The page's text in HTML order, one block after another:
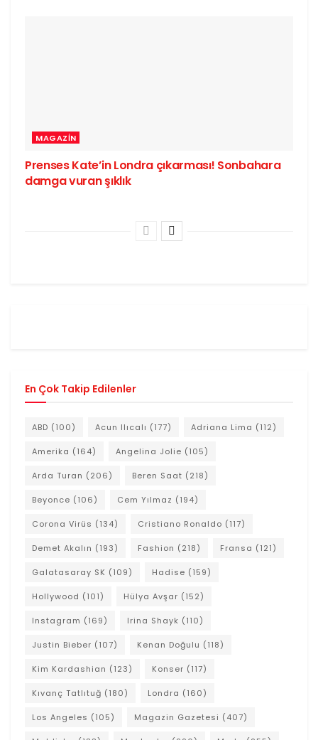
MAGAZIN
Prenses Kate’in Londra çıkarması! Sonbahara
damga vuran şıklık
En Çok Takip Edilenler
ABD (100) Acun Ilıcalı (177) Adriana Lima (112)
Amerika (164) Angelina Jolie (105)
Arda Turan (206) Beren Saat (218)
Beyonce (106) Cem Yılmaz (194)
Corona Virüs (134) Cristiano Ronaldo (117)
Demet Akalın (193) Fashion (218) Fransa (121)
Galatasaray SK (109) Hadise (159)
Hollywood (101) Hülya Avşar (152)
Instagram (169) Irina Shayk (110)
Justin Bieber (107) Kenan Doğulu (118)
Kim Kardashian (123) Konser (117)
Kıvanç Tatlıtuğ (180) Londra (160)
Los Angeles (105) Magazin Gazetesi (407)